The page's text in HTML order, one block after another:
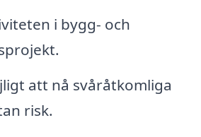
i bygg- och
att nå svåråtkomliga
risk.